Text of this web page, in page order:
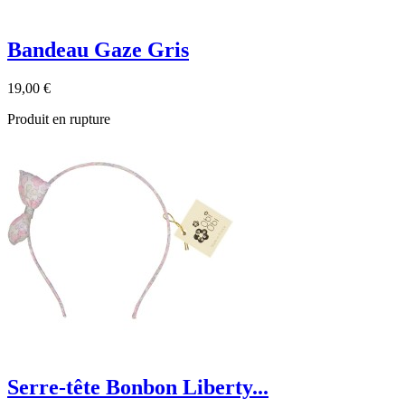
Bandeau Gaze Gris
19,00 €
Produit en rupture
Serre-tête Bonbon Liberty...